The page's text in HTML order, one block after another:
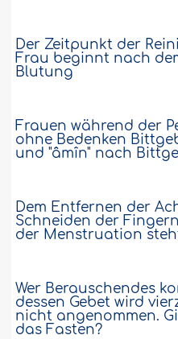
Der Zeitpunkt der
Frau beginnt nach
Blutung
Frauen während der
ohne Bedenken
und "âmîn" nach
Dem Entfernen der
Schneiden der
der Menstruation
Wer Berauschendes
dessen Gebet wird
nicht angenommen.
das Fasten?